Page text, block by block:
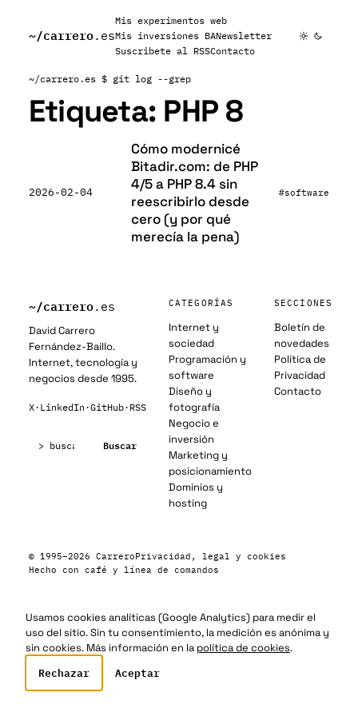
~/carrero.es
Mis experimentos web
Mis inversiones BANewsletter
Suscribete al RSSContacto
~/carrero.es $ git log --grep
Etiqueta: PHP 8
2026-02-04
Cómo modernicé
Bitadir.com: de PHP
4/5 a PHP 8.4 sin
reescribirlo desde
cero (y por qué
merecía la pena)
#software
~/carrero.es
David Carrero
Fernández-Baillo.
Internet, tecnología y
negocios desde 1995.
X· LinkedIn·GitHub· RSS
Buscar
CATEGORÍAS
Internet y
sociedad
Programación y
software
Diseño y
fotografía
Negocio e
inversión
Marketing y
posicionamiento
Dominios y
hosting
SECCIONES
Boletín de
novedades
Política de
Privacidad
Contacto
© 1995–2026 CarreroPrivacidad, legal y cookies
Hecho con café y línea de comandos
Usamos cookies analíticas (Google Analytics) para medir el
uso del sitio. Sin tu consentimiento, la medición es anónima y
sin cookies. Más información en lapolítica de cookies.
Rechazar Aceptar